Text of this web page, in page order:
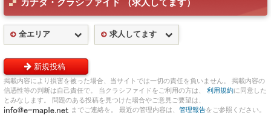
カナダ・クラシファイド （求人してます）
全エリア 求人してます
掲載内容により損害を被った場合、当サイトでは一切の責任を負いません。 掲載内容の
信憑性等の判断は自己責任で。 当クラシファイドをご利用の方は、 利用規約に同意した
とみなします。 問題のある投稿を見つけた場合やご意見ご要望は、
までご連絡を。 最近の管理内容は、 管理報告をご参照ください。
新規投稿